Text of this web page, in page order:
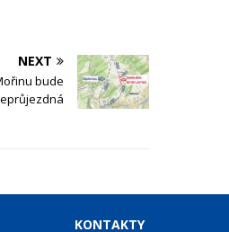
NEXT
bude
KONTAKTY